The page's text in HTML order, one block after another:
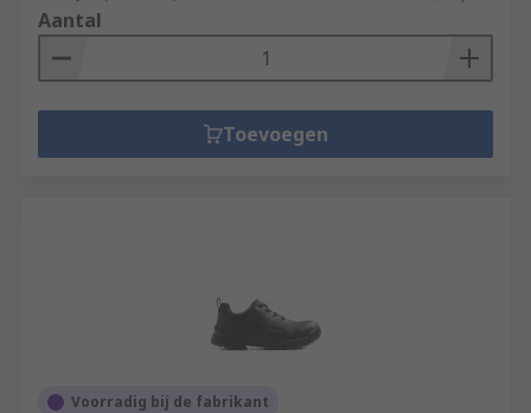
Aantal
Toevoegen
Voorradig bij de fabrikant